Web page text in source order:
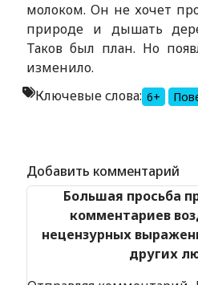
молоком. Он не хочет
природе и дышать
Таков был план. Но
изменило.
Ключевые слова: 6+
Добавить комментарий
Большая просьба
комментариев
нецензурных
других